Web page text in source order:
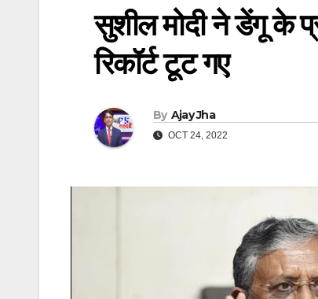
सुशील मोदी ने डेंगू के
रिकॉर्ट टूट गए
By Ajay Jha
OCT 24, 2022